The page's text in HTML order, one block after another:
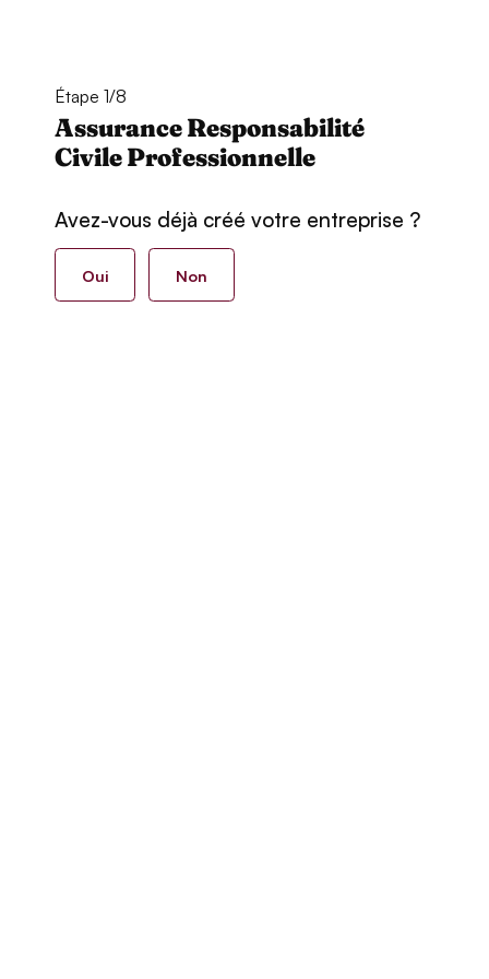
Étape 1/8
Assurance Responsabilité
Civile Professionnelle
Avez-vous déjà créé votre entreprise ?
Oui Non